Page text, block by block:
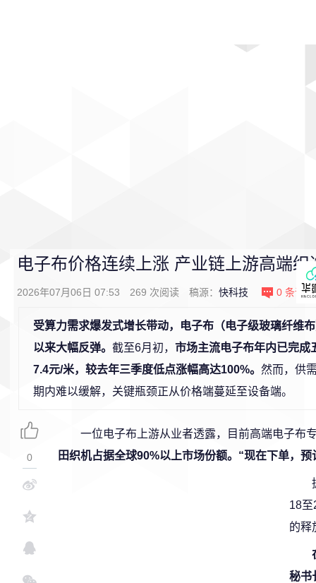
电子布价格连续上涨 产业链上游高端
2026年07月06日 07:53 269 次阅读 稿源： 快科技 0 条评论
受算力需求爆发式增长带动，电子布（电子级玻璃纤维
以来大幅反弹。 截至6月初， 市场主流电子布年内已完成
7.4元/米，较去年三季度低点涨幅高达100%。 然而，供
期内难以缓解，关键瓶颈正从价格端蔓延至设备端。
一位电子布上游从业者透露，目前高端电子布
田织机占据全球90%以上市场份额。“现在下单，
18至
的释
秘书
0